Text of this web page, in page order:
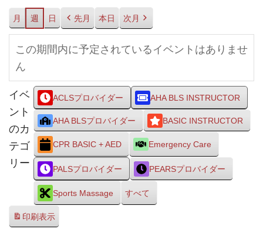
月 週 日 先月 本日 次月
この期間内に予定されているイベントはありませ
ん
イベ
ント
のカ
テゴ
リー
ACLSプロバイダー AHA BLS INSTRUCTOR
AHA BLSプロバイダー BASIC INSTRUCTOR
CPR BASIC + AED Emergency Care
PALSプロバイダー PEARSプロバイダー
Sports Massage すべて
印刷表示